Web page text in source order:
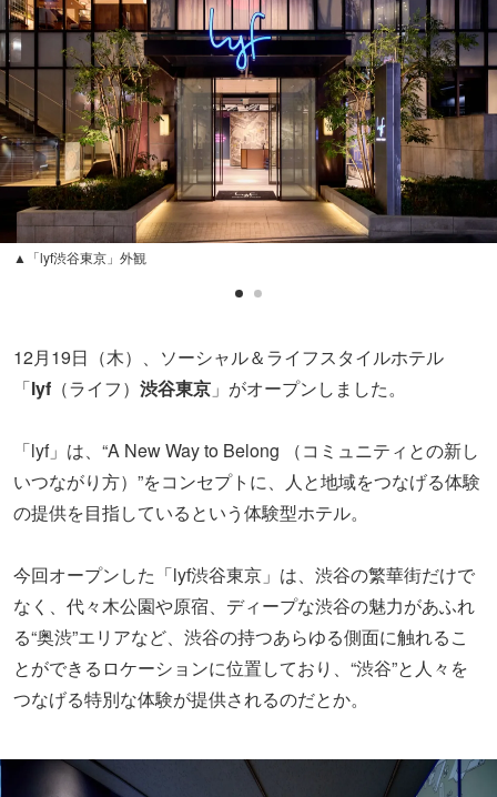
▲「lyf渋谷東京」外観
12月19日（木）、ソーシャル＆ライフスタイルホテル
「lyf （ライフ） 渋谷東京 」がオープンしました。
「lyf」は、“A New Way to Belong （コミュニティとの新し
いつながり方）”をコンセプトに、人と地域をつなげる体験
の提供を目指しているという体験型ホテル。
今回オープンした「lyf渋谷東京」は、渋谷の繁華街だけで
なく、代々木公園や原宿、ディープな渋谷の魅力があふれ
る“奥渋”エリアなど、渋谷の持つあらゆる側面に触れるこ
とができるロケーションに位置しており、“渋谷”と人々を
つなげる特別な体験が提供されるのだとか。